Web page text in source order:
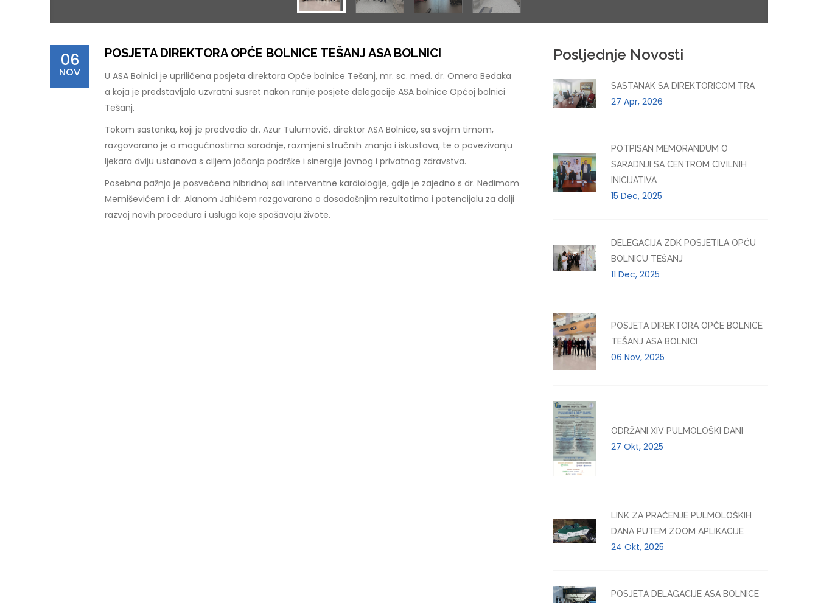
06
NOV
POSJETA DIREKTORA OPĆE BOLNICE TEŠANJ ASA BOLNICI
U ASA Bolnici je upriličena posjeta direktora Opće bolnice Tešanj, mr. sc. med. dr. Omera Bedaka
a koja je predstavljala uzvratni susret nakon ranije posjete delegacije ASA bolnice Općoj bolnici
Tešanj.
Tokom sastanka, koji je predvodio dr. Azur Tulumović, direktor ASA Bolnice, sa svojim timom,
razgovarano je o mogućnostima saradnje, razmjeni stručnih znanja i iskustava, te o povezivanju
ljekara dviju ustanova s ciljem jačanja podrške i sinergije javnog i privatnog zdravstva.
Posebna pažnja je posvećena hibridnoj sali interventne kardiologije, gdje je zajedno s dr. Nedimom
Memiševićem i dr. Alanom Jahićem razgovarano o dosadašnjim rezultatima i potencijalu za dalji
razvoj novih procedura i usluga koje spašavaju živote.
Posljednje Novosti
SASTANAK SA DIREKTORICOM TRA
27 Apr, 2026
POTPISAN MEMORANDUM O
SARADNJI SA CENTROM CIVILNIH
INICIJATIVA
15 Dec, 2025
DELEGACIJA ZDK POSJETILA OPĆU
BOLNICU TEŠANJ
11 Dec, 2025
POSJETA DIREKTORA OPĆE BOLNICE
TEŠANJ ASA BOLNICI
06 Nov, 2025
ODRŽANI XIV PULMOLOŠKI DANI
27 Okt, 2025
LINK ZA PRAĆENJE PULMOLOŠKIH
DANA PUTEM ZOOM APLIKACIJE
24 Okt, 2025
POSJETA DELAGACIJE ASA BOLNICE